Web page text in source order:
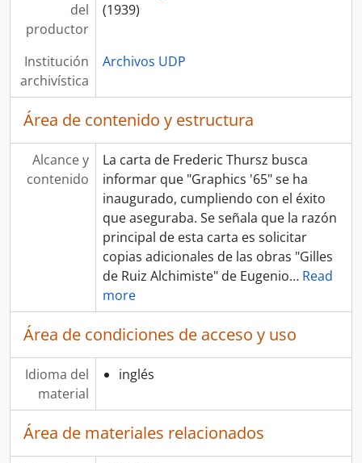
del
productor
(1939)
Institución
archivística
Archivos UDP
Área de contenido y estructura
Alcance y
contenido
La carta de Frederic Thursz busca
informar que "Graphics '65" se ha
inaugurado, cumpliendo con el éxito
que aseguraba. Se señala que la razón
principal de esta carta es solicitar
copias adicionales de las obras "Gilles
de Ruiz Alchimiste" de Eugenio… Read
more
Área de condiciones de acceso y uso
Idioma del
material
inglés
Área de materiales relacionados